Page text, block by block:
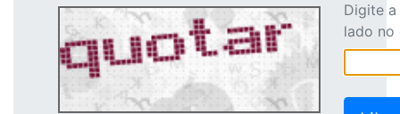
Digite
lado no